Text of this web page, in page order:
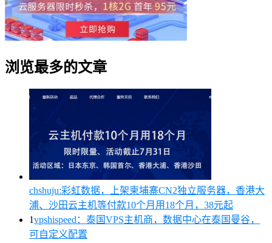
浏览最多的文章
chshuju:彩虹数据，上架柬埔寨CN2独立服务器，香港大
浦、沙田云主机等付款10个月用18个月，38元起
1vpshispeed：泰国VPS主机商，数据中心在泰国曼谷，
可自定义配置